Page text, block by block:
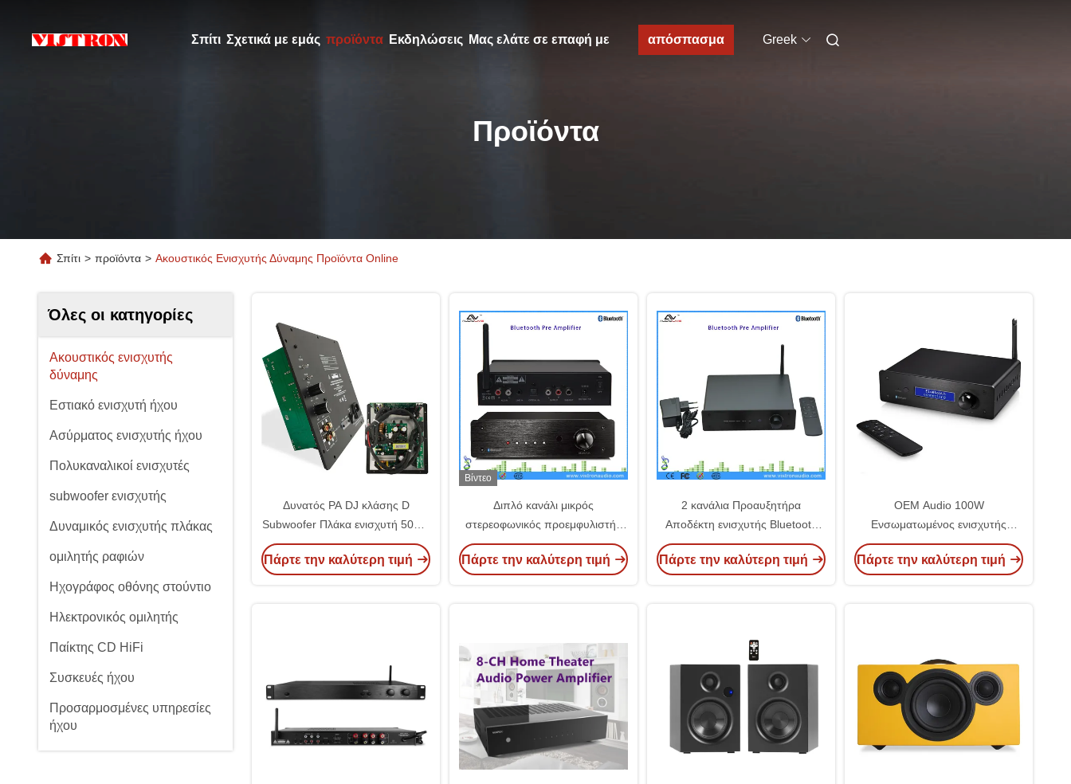
Σπίτι Σχετικά με εμάς προϊόντα Εκδηλώσεις Μας ελάτε σε επαφή με απόσπασμα Greek
Προϊόντα
Σπίτι > προϊόντα > Ακουστικός Ενισχυτής Δύναμης Προϊόντα Online
Όλες οι κατηγορίες
Ακουστικός ενισχυτής
δύναμης
Εστιακό ενισχυτή ήχου
Ασύρματος ενισχυτής ήχου
Πολυκαναλικοί ενισχυτές
subwoofer ενισχυτής
Δυναμικός ενισχυτής πλάκας
ομιλητής ραφιών
Ηχογράφος οθόνης στούντιο
Ηλεκτρονικός ομιλητής
Παίκτης CD HiFi
Συσκευές ήχου
Προσαρμοσμένες υπηρεσίες
ήχου
Δυνατός PA DJ κλάσης D
Subwoofer Πλάκα ενισχυτή 500W
RMS 4 Ohm Custom
Πάρτε την καλύτερη τιμή
Βίντεο
Διπλό κανάλι μικρός
στερεοφωνικός προεμφυλιστής
ήχου HD Bluetooth
προεμφυλιστής δέκτη
Πάρτε την καλύτερη τιμή
2 κανάλια Προαυξητήρα
Αποδέκτη ενισχυτής Bluetooth
AptX για HiFi στερεοφωνικά
ενεργά ηχεία
Πάρτε την καλύτερη τιμή
OEM Audio 100W
Ενσωματωμένος ενισχυτής
στερεοφώνου Απομακρυσμένος
έλεγχος HiFi Διαχωρίζει ενισχυτή
Πάρτε την καλύτερη τιμή